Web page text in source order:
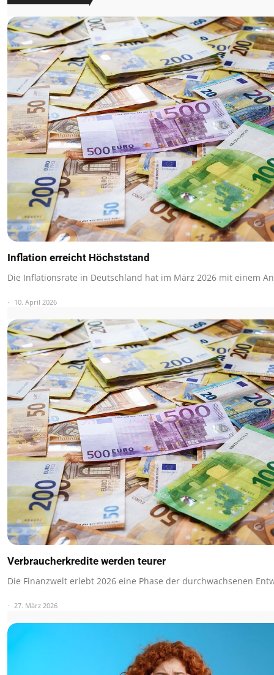
Inflation erreicht Höchststand
Die Inflationsrate in Deutschland hat im März 2026 mit einem
10. April 2026
Verbraucherkredite werden teurer
Die Finanzwelt erlebt 2026 eine Phase der durchwachsenen
27. März 2026